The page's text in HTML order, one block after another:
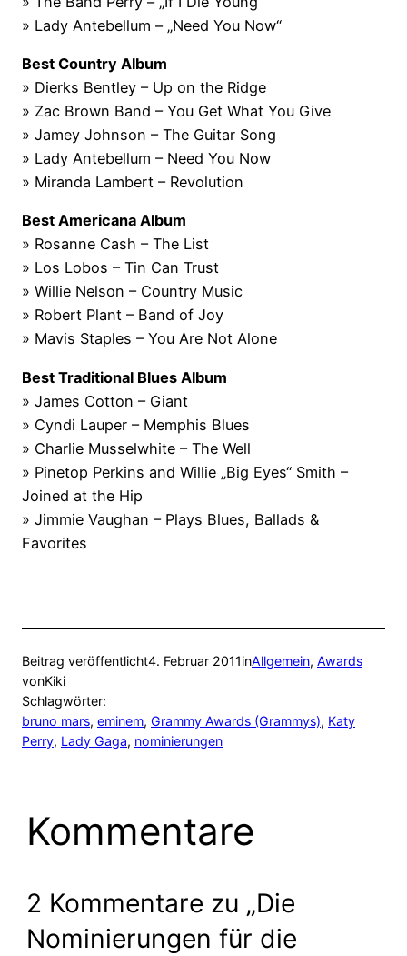
» Lady Antebellum – „Need You Now“
Best Country Album
» Dierks Bentley – Up on the Ridge
» Zac Brown Band – You Get What You Give
» Jamey Johnson – The Guitar Song
» Lady Antebellum – Need You Now
» Miranda Lambert – Revolution
Best Americana Album
» Rosanne Cash – The List
» Los Lobos – Tin Can Trust
» Willie Nelson – Country Music
» Robert Plant – Band of Joy
» Mavis Staples – You Are Not Alone
Best Traditional Blues Album
» James Cotton – Giant
» Cyndi Lauper – Memphis Blues
» Charlie Musselwhite – The Well
» Pinetop Perkins and Willie „Big Eyes“ Smith –
Joined at the Hip
» Jimmie Vaughan – Plays Blues, Ballads &
Favorites
Beitrag veröffentlicht4. Februar 2011inAllgemein, Awards
vonKiki
Schlagwörter:
bruno mars, eminem, Grammy Awards (Grammys), Katy
Perry, Lady Gaga, nominierungen
Kommentare
2 Kommentare zu „Die
Nominierungen für die